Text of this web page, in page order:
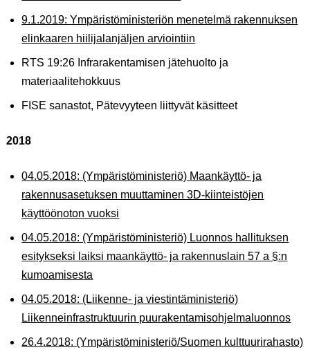
9.1.2019: Ympäristöministeriön menetelmä rakennuksen
elinkaaren hiilijalanjäljen arviointiin
RTS 19:26 Infrarakentamisen jätehuolto ja
materiaalitehokkuus
FISE sanastot, Pätevyyteen liittyvät käsitteet
2018
04.05.2018: (Ympäristöministeriö) Maankäyttö- ja
rakennusasetuksen muuttaminen 3D-kiinteistöjen
käyttöönoton vuoksi
04.05.2018: (Ympäristöministeriö) Luonnos hallituksen
esitykseksi laiksi maankäyttö- ja rakennuslain 57 a §:n
kumoamisesta
04.05.2018: (Liikenne- ja viestintäministeriö)
Liikenneinfrastruktuurin puurakentamisohjelmaluonnos
26.4.2018: (Ympäristöministeriö/Suomen kulttuurirahasto)